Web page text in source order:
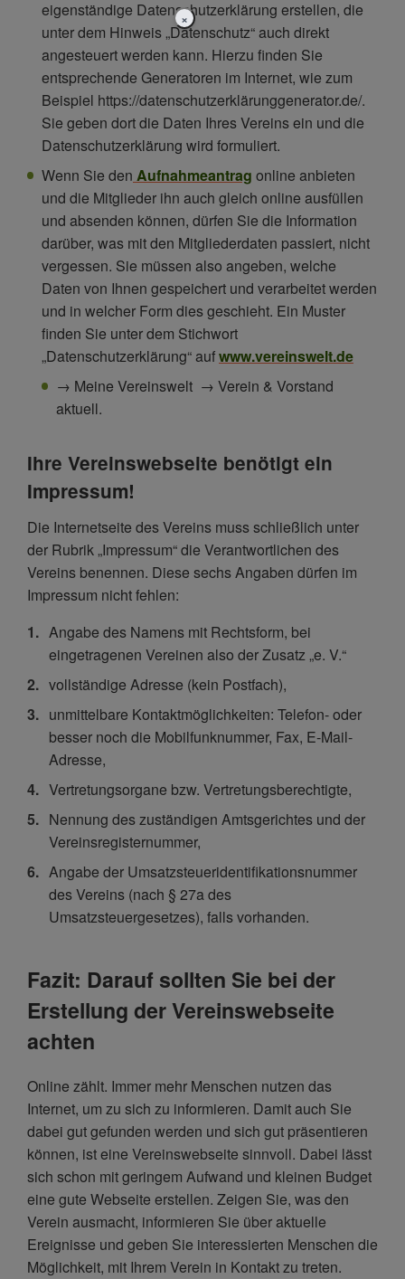
eigenständige Datenschutzerklärung erstellen, die
unter dem Hinweis „Datenschutz“ auch direkt
angesteuert werden kann. Hierzu finden Sie
entsprechende Generatoren im Internet, wie zum
Beispiel https://datenschutzerklärunggenerator.de/.
Sie geben dort die Daten Ihres Vereins ein und die
Datenschutzerklärung wird formuliert.
Wenn Sie den Aufnahmeantrag online anbieten
und die Mitglieder ihn auch gleich online ausfüllen
und absenden können, dürfen Sie die Information
darüber, was mit den Mitgliederdaten passiert, nicht
vergessen. Sie müssen also angeben, welche
Daten von Ihnen gespeichert und verarbeitet werden
und in welcher Form dies geschieht. Ein Muster
finden Sie unter dem Stichwort
„Datenschutzerklärung“ aufwww.vereinswelt.de
→ Meine Vereinswelt → Verein & Vorstand
aktuell.
Ihre Vereinswebseite benötigt ein
Impressum!
Die Internetseite des Vereins muss schließlich unter
der Rubrik „Impressum“ die Verantwortlichen des
Vereins benennen. Diese sechs Angaben dürfen im
Impressum nicht fehlen:
Angabe des Namens mit Rechtsform, bei
eingetragenen Vereinen also der Zusatz „e. V.“
vollständige Adresse (kein Postfach),
unmittelbare Kontaktmöglichkeiten: Telefon- oder
besser noch die Mobilfunknummer, Fax, E-Mail-
Adresse,
Vertretungsorgane bzw. Vertretungsberechtigte,
Nennung des zuständigen Amtsgerichtes und der
Vereinsregisternummer,
Angabe der Umsatzsteueridentifikationsnummer
des Vereins (nach § 27a des
Umsatzsteuergesetzes), falls vorhanden.
Fazit: Darauf sollten Sie bei der
Erstellung der Vereinswebseite
achten
Online zählt. Immer mehr Menschen nutzen das
Internet, um zu sich zu informieren. Damit auch Sie
dabei gut gefunden werden und sich gut präsentieren
können, ist eine Vereinswebseite sinnvoll. Dabei lässt
sich schon mit geringem Aufwand und kleinen Budget
eine gute Webseite erstellen. Zeigen Sie, was den
Verein ausmacht, informieren Sie über aktuelle
Ereignisse und geben Sie interessierten Menschen die
Möglichkeit, mit Ihrem Verein in Kontakt zu treten.
×